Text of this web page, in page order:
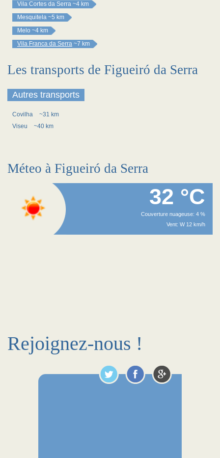
Vila Cortes da Serra ~4 km
Mesquitela ~5 km
Melo ~4 km
Vila Franca da Serra ~7 km
Les transports de Figueiró da Serra
Autres transports
Covilha
~31 km
Viseu
~40 km
Méteo à Figueiró da Serra
32 °C
Couverture nuageuse: 4 %
Vent: W 12 km/h
Rejoignez-nous !